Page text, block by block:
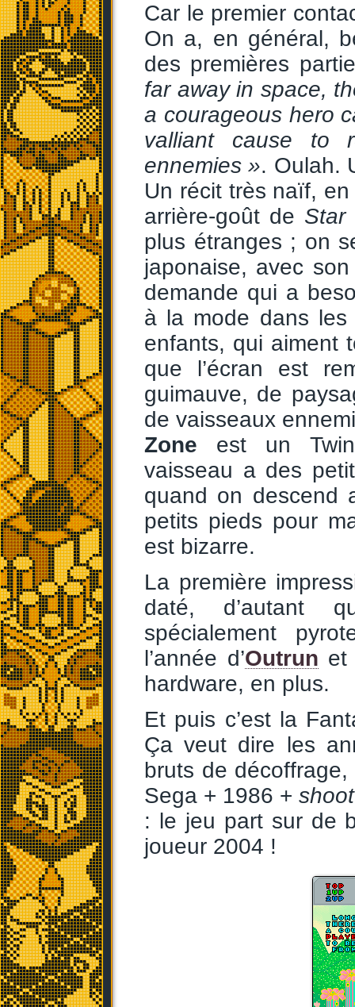
Car le premier
On a, en général,
des premières
far away in space,
a courageous hero
valliant cause to
ennemies ». Oulah.
Un récit très naïf,
arrière-goût de Star
plus étranges ; on
japonaise, avec
demande qui a
à la mode dans les
enfants, qui aiment
que l’écran est
guimauve, de
de vaisseaux
Zone est un
vaisseau a des
quand on descend
petits pieds pour
est bizarre.
La première
daté, d’autant
spécialement
l’année d’Outrun
hardware, en plus.
Et puis c’est la
Ça veut dire les
bruts de
Sega + 1986 +
: le jeu part sur de
joueur 2004 !